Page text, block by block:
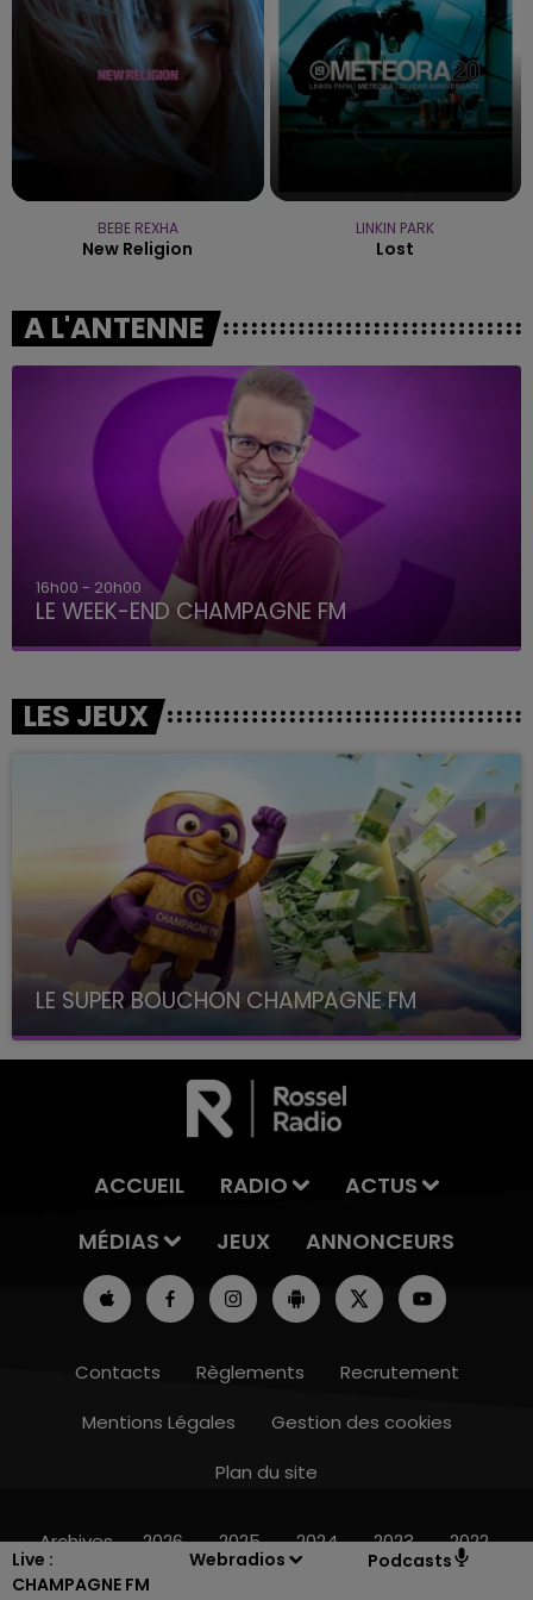
Live :
CHAMPAGNE FM
Webradios Podcasts
7h00 - 12h00
BEBE REXHA
New Religion
LINKIN PARK
Lost
A L'ANTENNE
16h00 - 20h00
LE WEEK-END CHAMPAGNE FM
LES JEUX
LE SUPER BOUCHON CHAMPAGNE FM
avec La Famille Champagne FM, à 8H10
ACCUEIL RADIO
ACTUS
MÉDIAS
JEUX ANNONCEURS
Contacts Règlements
Recrutement
Mentions Légales
Gestion des cookies
Plan du site
Archives 2026 2025 2024 2023 2022